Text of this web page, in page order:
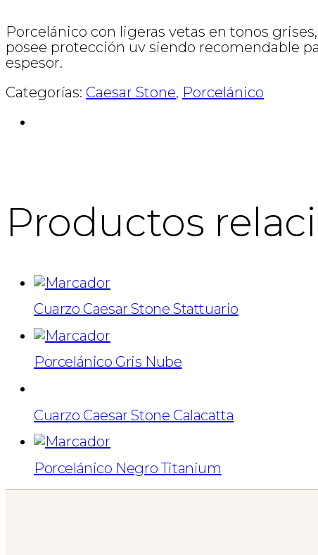
Porcelánico con ligeras vetas en tonos
posee protección uv siendo recomendable
espesor.
Categorías: Caesar Stone, Porcelánico
Productos
Cuarzo Caesar Stone Stattuario
Porcelánico Gris Nube
Cuarzo Caesar Stone Calacatta
Porcelánico Negro Titanium